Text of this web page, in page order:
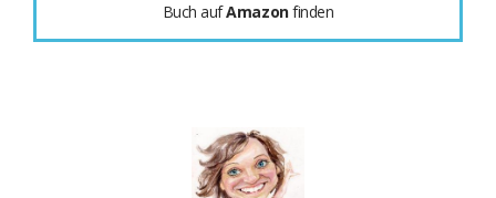
Buch aufAmazonfinden